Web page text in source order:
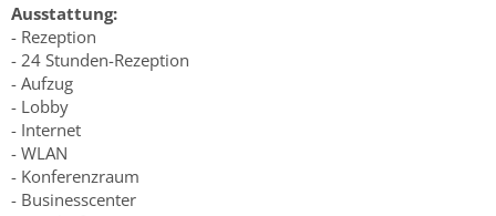
Ausstattung:
- Rezeption
- 24 Stunden-Rezeption
- Aufzug
- Lobby
- Internet
- WLAN
- Konferenzraum
- Businesscenter